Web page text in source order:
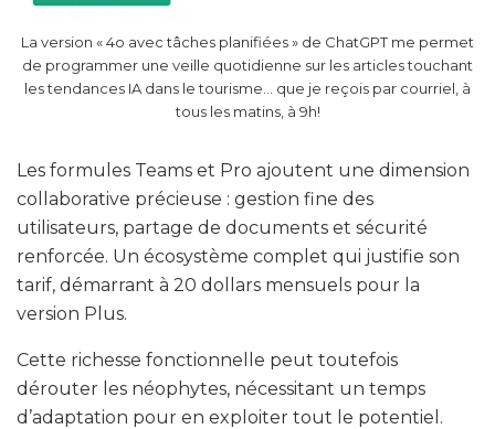
La version « 4o avec tâches planifiées » de ChatGPT me permet
de programmer une veille quotidienne sur les articles touchant
les tendances IA dans le tourisme… que je reçois par courriel, à
tous les matins, à 9h!
Les formules Teams et Pro ajoutent une dimension
collaborative précieuse : gestion fine des
utilisateurs, partage de documents et sécurité
renforcée. Un écosystème complet qui justifie son
tarif, démarrant à 20 dollars mensuels pour la
version Plus.
Cette richesse fonctionnelle peut toutefois
dérouter les néophytes, nécessitant un temps
d’adaptation pour en exploiter tout le potentiel.